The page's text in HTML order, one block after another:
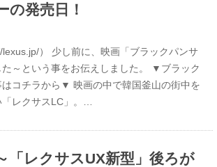
の発売日！
lexus.jp/） 少し前に、映画「ブラックパンサ
た～という事をお伝えしました。 ▼ブラック
はコチラから▼ 映画の中で韓国釜山の街中を
「レクサスLC」。…
「レクサスUX新型」後ろが